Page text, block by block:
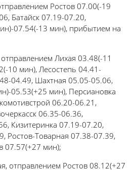
Ростов 07.00(-19
Батайск 07.19-07.20,
07.54(-13 мин), прибытием на
Лихая 03.48(-11
10 мин), Лесостепь 04.41-
04.49, Шахтная 05.05-05.06,
05.53(+25 мин), Персиановка
06.20-06.21,
06.35-06.36,
Кизитеринка 07.19-07.20,
Ростов-Товарная 07.38-07.39,
07.57(+27 мин);
отправлением Ростов 08.12(+27